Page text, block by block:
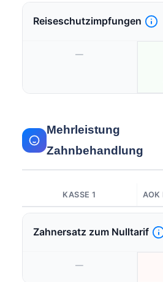
Reiseschutzimpfungen
—
Mehrleistung
Zahnbehandlung
KASSE 1
Zahnersatz zum Nulltarif
—